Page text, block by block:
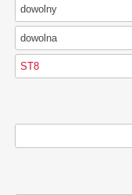
dowolny
dowolna
ST8